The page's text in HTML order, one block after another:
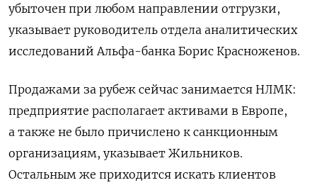
убыточен при любом направлении отгрузки,
указывает руководитель отдела аналитических
исследований Альфа-банка Борис Красноженов.
Продажами за рубеж сейчас занимается НЛМК:
предприятие располагает активами в Европе,
а также не было причислено к санкционным
организациям, указывает Жильников.
Остальным же приходится искать клиентов